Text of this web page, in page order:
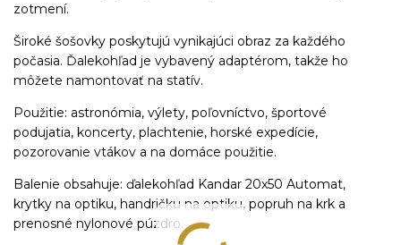
zotmení.
Široké šošovky poskytujú vynikajúci obraz za každého
počasia. Ďalekohľad je vybavený adaptérom, takže ho
môžete namontovať na statív.
Použitie: astronómia, výlety, poľovníctvo, športové
podujatia, koncerty, plachtenie, horské expedície,
pozorovanie vtákov a na domáce použitie.
Balenie obsahuje: ďalekohľad Kandar 20x50 Automat,
krytky na optiku, handričku na optiku, popruh na krk a
prenosné nylonové púzdro.